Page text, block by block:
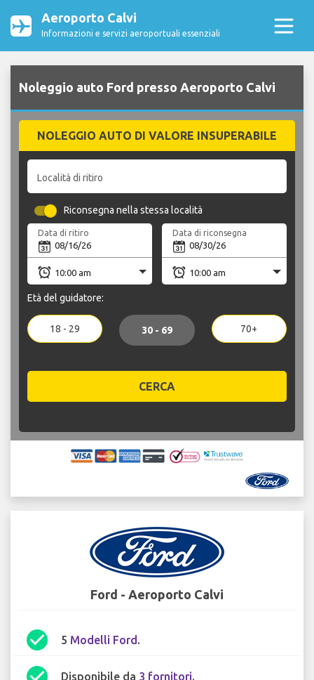
Aeroporto Calvi
Informazioni e servizi aeroportuali essenziali
Noleggio auto Ford presso Aeroporto Calvi
NOLEGGIO AUTO DI VALORE INSUPERABILE
Località di ritiro
Riconsegna nella stessa località
Data di ritiro Data di riconsegna
Età del guidatore:
18 - 29 30 - 69 70+
CERCA
Ford - Aeroporto Calvi
check_circle 5 Modelli Ford.
Disponibile da 3 fornitori.